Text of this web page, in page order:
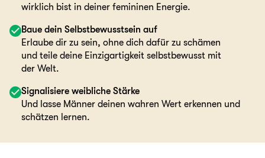
wirklich bist in deiner femininen Energie.
Baue dein Selbstbewusstsein auf
Erlaube dir zu sein, ohne dich dafür zu schämen
und teile deine Einzigartigkeit selbstbewusst mit
der Welt.
Signalisiere weibliche Stärke
Und lasse Männer deinen wahren Wert erkennen und
schätzen lernen.